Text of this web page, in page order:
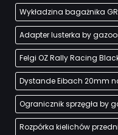
Wykładzina bagażnika
Adapter lusterka by
Felgi OZ Rally Racing
Dystande Eibach 20mm
Ogranicznik sprzęgła by
Rozpórka kielichów